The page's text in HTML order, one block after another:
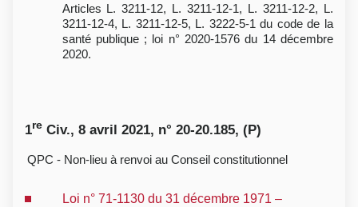
Articles L. 3211-12, L. 3211-12-1, L. 3211-12-2, L.
3211-12-4, L. 3211-12-5, L. 3222-5-1 du code de la
santé publique ; loi n° 2020-1576 du 14 décembre
2020.
1re Civ., 8 avril 2021, n° 20-20.185, (P)
QPC - Non-lieu à renvoi au Conseil constitutionnel
Loi n° 71-1130 du 31 décembre 1971 –